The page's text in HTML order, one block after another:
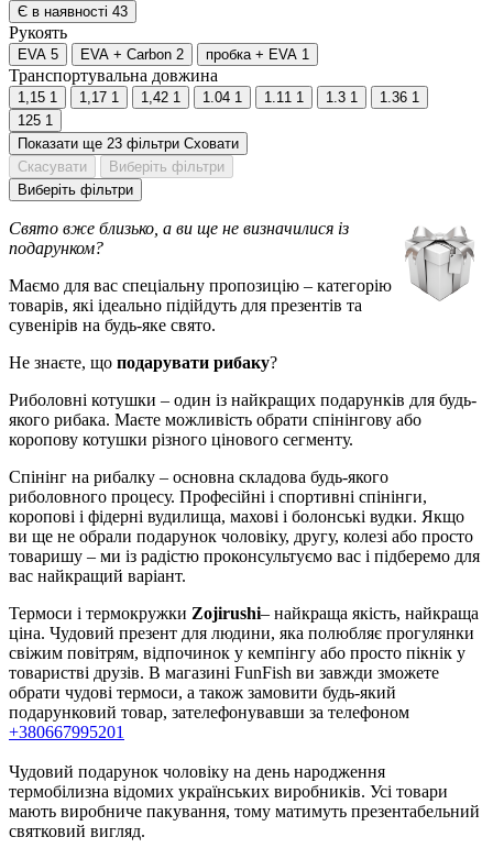
Є в наявності 43
Рукоять
EVA 5 EVA + Carbon 2 пробка + EVA 1
Транспортувальна довжина
1,15 1 1,17 1 1,42 1 1.04 1 1.11 1 1.3 1 1.36 1
125 1
Показати ще 23 фільтри Сховати
Скасувати
Виберіть фільтри
Виберіть фільтри
Свято вже близько, а ви ще не визначилися із
подарунком?
Маємо для вас спеціальну пропозицію – категорію
товарів, які ідеально підійдуть для презентів та
сувенірів на будь-яке свято.
Не знаєте, що подарувати рибаку?
Риболовні котушки – один із найкращих подарунків для будь-
якого рибака. Маєте можливість обрати спінінгову або
коропову котушки різного цінового сегменту.
Спінінг на рибалку – основна складова будь-якого
риболовного процесу. Професійні і спортивні спінінги,
коропові і фідерні вудилища, махові і болонські вудки. Якщо
ви ще не обрали подарунок чоловіку, другу, колезі або просто
товаришу – ми із радістю проконсультуємо вас і підберемо для
вас найкращий варіант.
Термоси і термокружки Zojirushi– найкраща якість, найкраща
ціна. Чудовий презент для людини, яка полюбляє прогулянки
свіжим повітрям, відпочинок у кемпінгу або просто пікнік у
товаристві друзів. В магазині FunFish ви завжди зможете
обрати чудові термоси, а також замовити будь-який
подарунковий товар, зателефонувавши за телефоном
+380667995201
Чудовий подарунок чоловіку на день народження
термобілизна відомих українських виробників. Усі товари
мають виробниче пакування, тому матимуть презентабельний
святковий вигляд.